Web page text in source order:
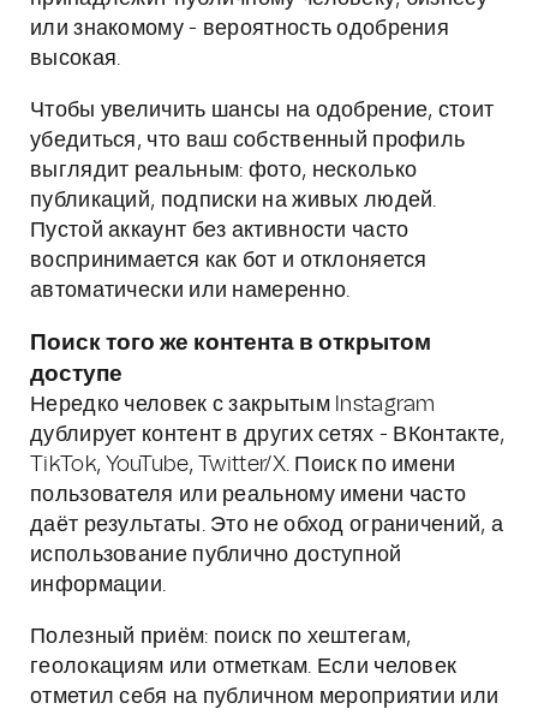
или знакомому - вероятность одобрения
высокая.
Чтобы увеличить шансы на одобрение, стоит
убедиться, что ваш собственный профиль
выглядит реальным: фото, несколько
публикаций, подписки на живых людей.
Пустой аккаунт без активности часто
воспринимается как бот и отклоняется
автоматически или намеренно.
Поиск того же контента в открытом
доступе
Нередко человек с закрытым Instagram
дублирует контент в других сетях - ВКонтакте,
TikTok, YouTube, Twitter/X. Поиск по имени
пользователя или реальному имени часто
даёт результаты. Это не обход ограничений, а
использование публично доступной
информации.
Полезный приём: поиск по хештегам,
геолокациям или отметкам. Если человек
отметил себя на публичном мероприятии или